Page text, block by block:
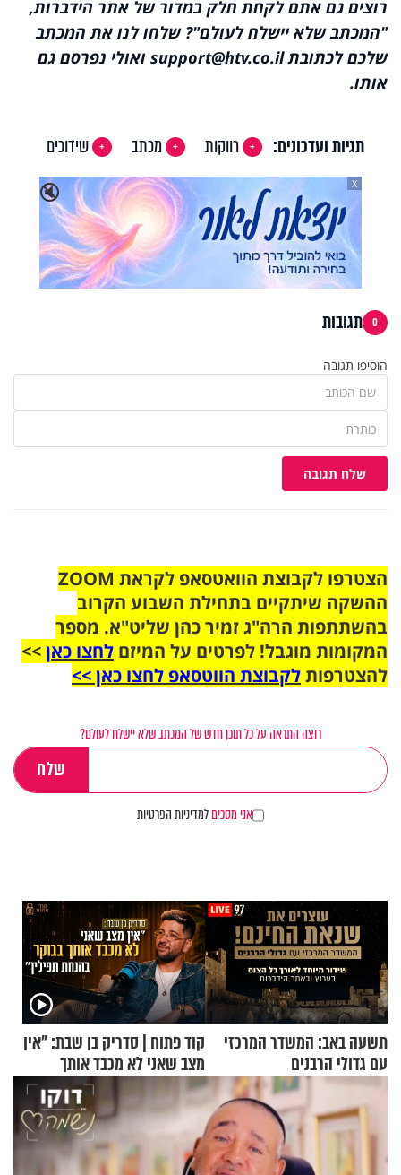
רוצים גם אתם לקחת חלק במדור של אתר הידברות,
"המכתב שלא יישלח לעולם"? שלחו לנו את המכתב
שלכם לכתובת support@htv.co.il ואולי נפרסם גם
אותו.
תגיות ועדכונים: רווקות מכתב
שידוכים
🔇
X
0 תגובות
הוסיפו תגובה
שלח תגובה
הצטרפו לקבוצת הוואטסאפ לקראת ZOOM
ההשקה שיתקיים בתחילת השבוע הקרוב
בהשתתפות הרה"ג זמיר כהן שליט"א. מספר
המקומות מוגבל! לפרטים על המיזם לחצו כאן>>
להצטרפותלקבוצת הווטסאפ לחצו כאן >>
רוצה התראה על כל תוכן חדש של המכתב שלא יישלח לעולם?
אני מסכיםלמדיניות הפרטיות
תשעה באב: המשדר המרכזי
עם גדולי הרבנים
קוד פתוח | סדריק בן שבת: "אין
מצב שאני לא מכבד אותך
בבוקר בהנחת תפילין"